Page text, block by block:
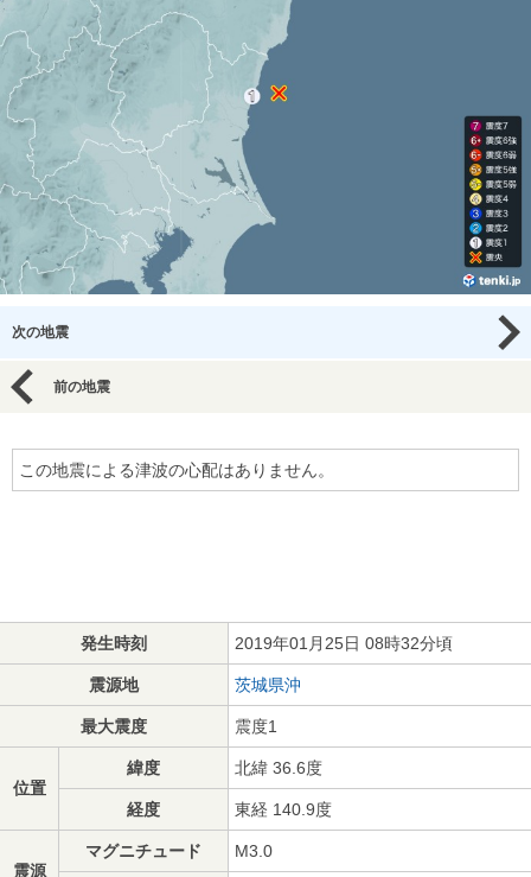
次の地震
前の地震
この地震による津波の心配はありません。
発生時刻 2019年01月25日 08時32分頃
震源地 茨城県沖
最大震度 震度1
位置
緯度 北緯 36.6度
経度 東経 140.9度
震源
マグニチュード M3.0